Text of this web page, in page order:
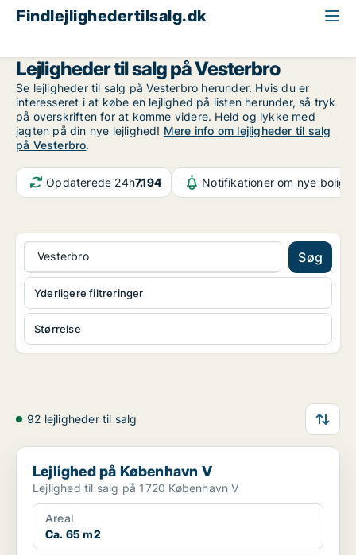
Findlejlighedertilsalg.dk
Lejligheder til salg på Vesterbro
Se lejligheder til salg på Vesterbro herunder. Hvis du er
interesseret i at købe en lejlighed på listen herunder, så tryk
på overskriften for at komme videre. Held og lykke med
jagten på din nye lejlighed! Mere info om lejligheder til salg
på Vesterbro.
Opdaterede 24h7.194 Notifikationer om nye boliger
Vesterbro Søg
Størrelse
Yderligere filtreringer
92 lejligheder til salg
Lejlighed på København V
Lejlighed på København V
Lejlighed til salg på 1720 København V
Areal
Ca. 65 m2